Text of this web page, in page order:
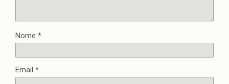
Nome *
Email *